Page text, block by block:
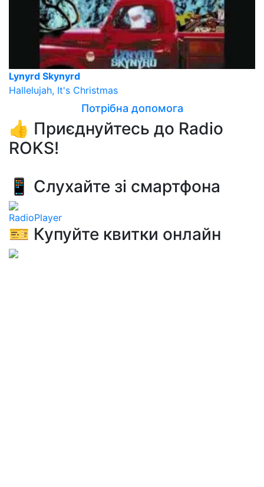
Lynyrd Skynyrd
Hallelujah, It's Christmas
Потрібна допомога
👍 Приєднуйтесь до Radio
ROKS!
📱 Слухайте зі смартфона
RadioPlayer
🎫 Купуйте квитки онлайн